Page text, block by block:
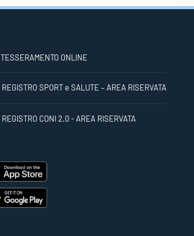
TESSERAMENTO ONLINE
REGISTRO SPORT e SALUTE – AREA RISERVATA
REGISTRO CONI 2.0 - AREA RISERVATA